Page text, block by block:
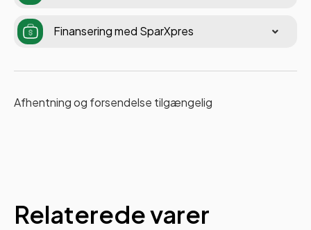
Finansering med SparXpres
Afhentning og forsendelse tilgængelig
Relaterede varer